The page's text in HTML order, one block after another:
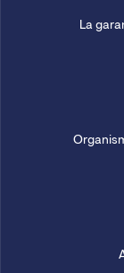
La